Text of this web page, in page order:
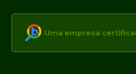
Uma empresa